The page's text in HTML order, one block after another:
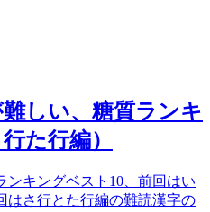
難しい、糖質ランキ
た行編）
ンキングベスト10、前回はい
はさ行とた行編の難読漢字の